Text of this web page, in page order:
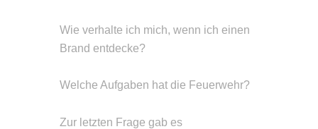
Wie verhalte ich mich, wenn ich einen
Brand entdecke?
Welche Aufgaben hat die Feuerwehr?
Zur letzten Frage gab es